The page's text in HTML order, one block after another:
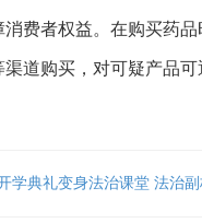
消费者权益。在购买药
道购买，对可疑产品
学典礼变身法治课堂 法治